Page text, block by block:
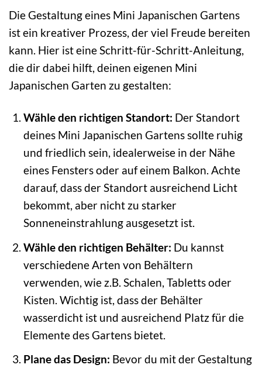
Die Gestaltung eines Mini Japanischen Gartens
ist ein kreativer Prozess, der viel Freude bereiten
kann. Hier ist eine Schritt-für-Schritt-Anleitung,
die dir dabei hilft, deinen eigenen Mini
Japanischen Garten zu gestalten:
Wähle den richtigen Standort: Der Standort
deines Mini Japanischen Gartens sollte ruhig
und friedlich sein, idealerweise in der Nähe
eines Fensters oder auf einem Balkon. Achte
darauf, dass der Standort ausreichend Licht
bekommt, aber nicht zu starker
Sonneneinstrahlung ausgesetzt ist.
Wähle den richtigen Behälter: Du kannst
verschiedene Arten von Behältern
verwenden, wie z.B. Schalen, Tabletts oder
Kisten. Wichtig ist, dass der Behälter
wasserdicht ist und ausreichend Platz für die
Elemente des Gartens bietet.
Plane das Design: Bevor du mit der Gestaltung